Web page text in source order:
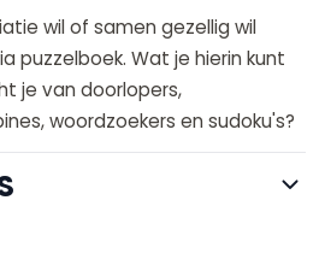
wil of samen gezellig wil
puzzelboek. Wat je hierin kunt
je van doorlopers,
woordzoekers en sudoku's?